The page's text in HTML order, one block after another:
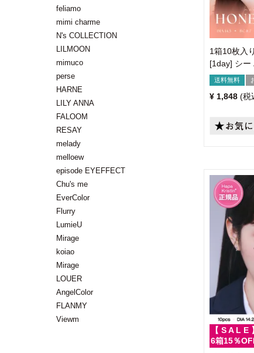
feliamo
mimi charme
N's COLLECTION
LILMOON
mimuco
perse
HARNE
LILY ANNA
FALOOM
RESAY
melady
melloew
episode EYEFFECT
Chu's me
EverColor
Flurry
LumieU
Mirage
koiao
Mirage
LOUER
AngelColor
FLANMY
Viewm
1箱10枚入り
[1day] シー
送料無料
¥ 1,848 税
【 S A L E
6箱15％